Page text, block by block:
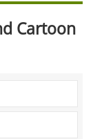
Cartoon